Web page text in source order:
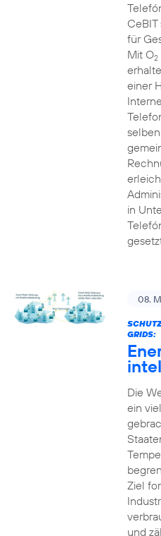
für
Mit O2
einer
in
08.
GRIDS:
Die
ein
Ziel
und